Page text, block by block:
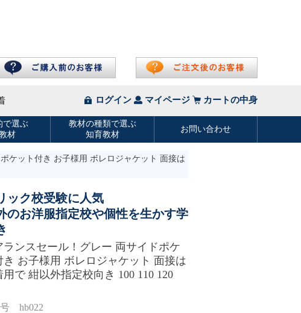
ケット付き お子様用 ボレロジャケット 面接は
ック校受験に人気
のお洋服指定校や個性を生かす学
ランスセール！グレー 両サイドポケ
き お子様用 ボレロジャケット 面接は
用で 紺以外指定校向き 100 110 120
hb022